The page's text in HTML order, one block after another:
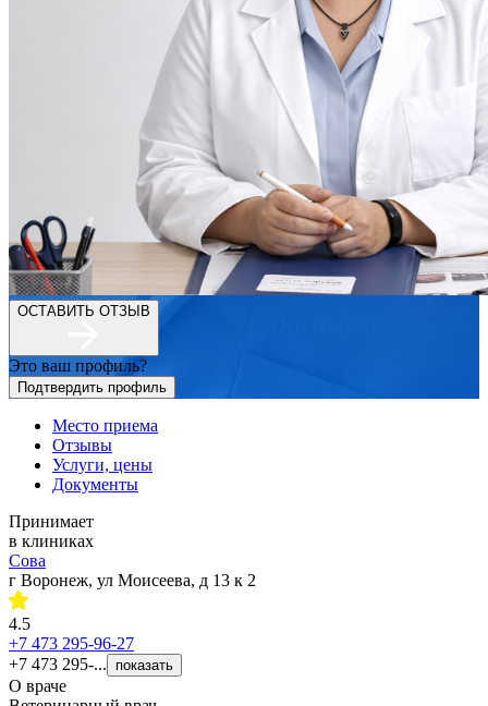
ОСТАВИТЬ ОТЗЫВ
Это ваш профиль?
Подтвердить профиль
Место приема
Отзывы
Услуги, цены
Документы
Принимает
в клиниках
Сова
г Воронеж, ул Моисеева, д 13 к 2
4.5
+7 473 295-96-27
+7 473 295-...
показать
О враче